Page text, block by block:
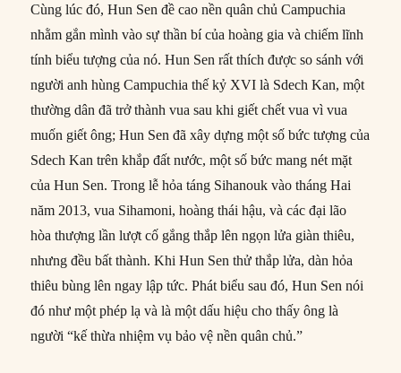
Cùng lúc đó, Hun Sen đề cao nền quân chủ Campuchia
nhằm gắn mình vào sự thần bí của hoàng gia và chiếm lĩnh
tính biểu tượng của nó. Hun Sen rất thích được so sánh với
người anh hùng Campuchia thế kỷ XVI là Sdech Kan, một
thường dân đã trở thành vua sau khi giết chết vua vì vua
muốn giết ông; Hun Sen đã xây dựng một số bức tượng của
Sdech Kan trên khắp đất nước, một số bức mang nét mặt
của Hun Sen. Trong lễ hỏa táng Sihanouk vào tháng Hai
năm 2013, vua Sihamoni, hoàng thái hậu, và các đại lão
hòa thượng lần lượt cố gắng thắp lên ngọn lửa giàn thiêu,
nhưng đều bất thành. Khi Hun Sen thử thắp lửa, dàn hỏa
thiêu bùng lên ngay lập tức. Phát biểu sau đó, Hun Sen nói
đó như một phép lạ và là một dấu hiệu cho thấy ông là
người “kế thừa nhiệm vụ bảo vệ nền quân chủ.”